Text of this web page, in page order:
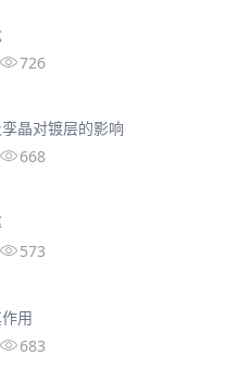
726
晶对镀层的影响
668
573
用
683